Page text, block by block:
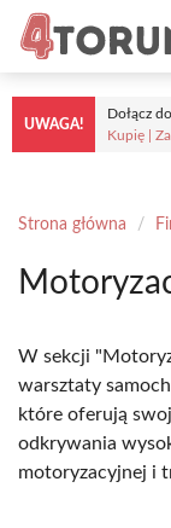
Przejdź
treści
UWAGA!
Dołącz
Kupię |
Strona główna /
W sekcji
warsztaty
które oferują
odkrywania
motoryzacyjnej i